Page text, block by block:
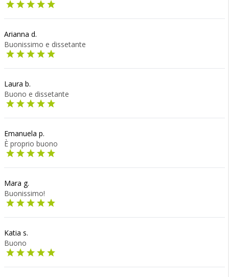
Arianna d.
Buonissimo e dissetante
Laura b.
Buono e dissetante
Emanuela p.
È proprio buono
Mara g.
Buonissimo!
Katia s.
Buono